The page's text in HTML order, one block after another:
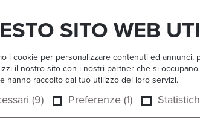
SITO WEB
i cookie per personalizzare contenuti ed
il nostro sito con i nostri partner che si
hanno raccolto dal tuo utilizzo dei loro servizi.
(9) Preferenze (1)
PRODOTTI APPLICAZIONI